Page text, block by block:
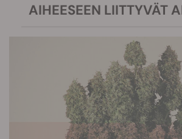
AIHEESEEN LIITTYVÄT